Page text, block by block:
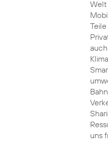
Welt
uns